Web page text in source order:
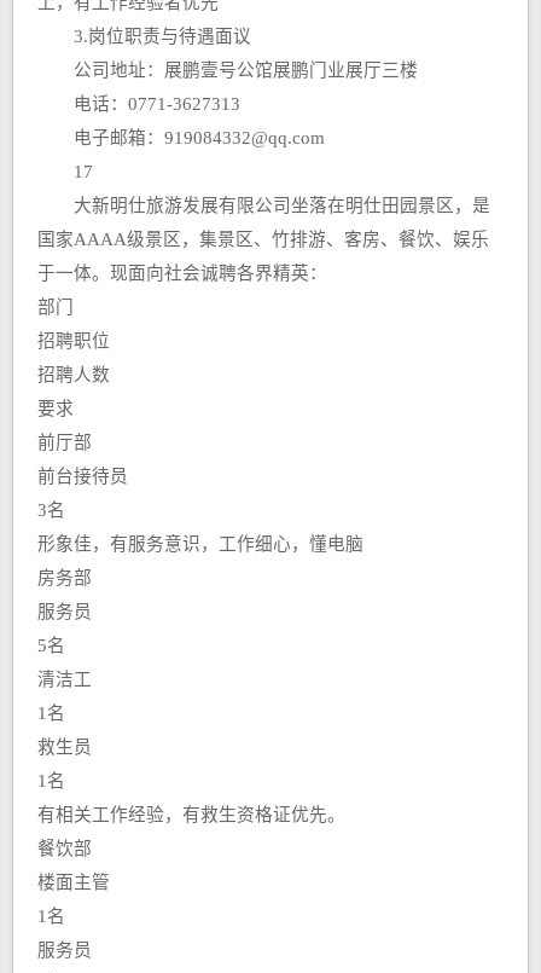
3.岗位职责与待遇面议
公司地址：展鹏壹号公馆展鹏门业展厅三楼
电话：0771-3627313
电子邮箱：919084332@qq.com
17
大新明仕旅游发展有限公司坐落在明仕田园景区，是
国家AAAA级景区，集景区、竹排游、客房、餐饮、娱乐
于一体。现面向社会诚聘各界精英：
部门
招聘职位
招聘人数
要求
前厅部
前台接待员
3名
形象佳，有服务意识，工作细心，懂电脑
房务部
服务员
5名
清洁工
1名
救生员
1名
有相关工作经验，有救生资格证优先。
餐饮部
楼面主管
1名
服务员